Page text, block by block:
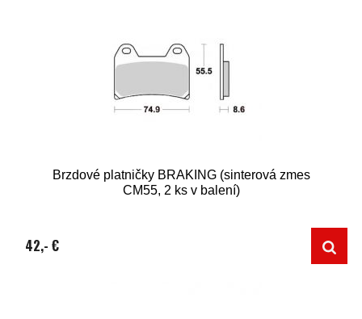
Brzdové platničky BRAKING (sinterová zmes
CM55, 2 ks v balení)
42,- €